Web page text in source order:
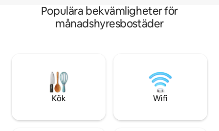
Populära bekvämligheter för
månadshyresbostäder
Kök Wifi